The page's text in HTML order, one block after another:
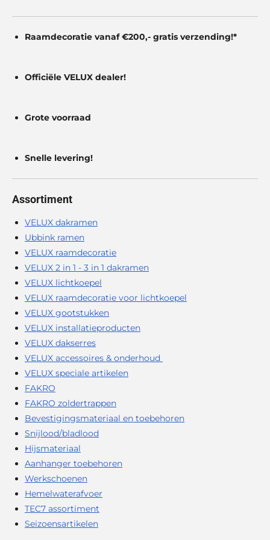
e
n
Raamdecoratie vanaf €200,- gratis verzending!*
Officiële VELUX dealer!
Grote voorraad
Snelle levering!
Assortiment
VELUX dakramen
Ubbink ramen
VELUX raamdecoratie
VELUX 2 in 1 - 3 in 1 dakramen
VELUX lichtkoepel
VELUX raamdecoratie voor lichtkoepel
VELUX gootstukken
VELUX installatieproducten
VELUX dakserres
VELUX accessoires & onderhoud
VELUX speciale artikelen
FAKRO
FAKRO zoldertrappen
Bevestigingsmateriaal en toebehoren
Snijlood/bladlood
Hijsmateriaal
Aanhanger toebehoren
Werkschoenen
Hemelwaterafvoer
TEC7 assortiment
Seizoensartikelen